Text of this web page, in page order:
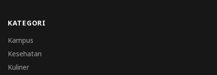
KATEGORI
Kampus
Kesehatan
Kuliner